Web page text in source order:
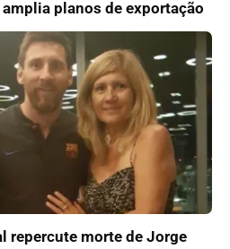
planos de exportação
repercute morte de Jorge